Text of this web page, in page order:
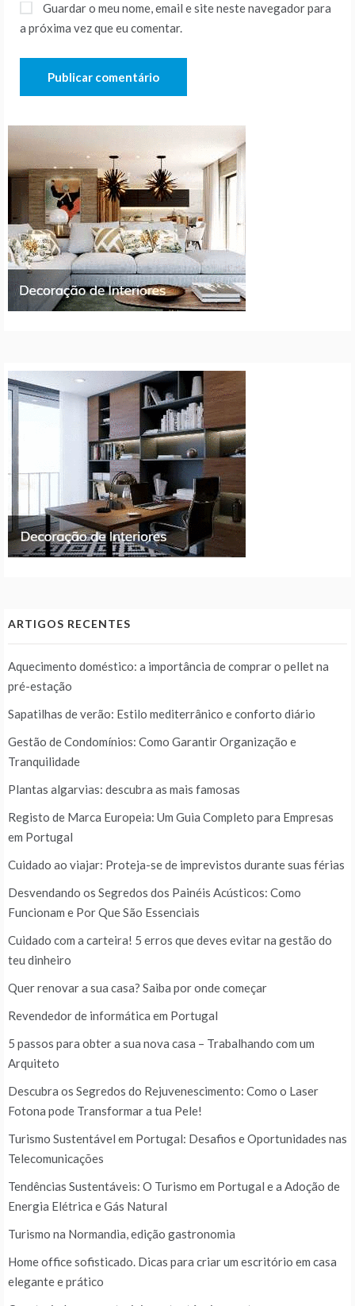
Guardar o meu nome, email e site neste navegador para
a próxima vez que eu comentar.
ARTIGOS RECENTES
Aquecimento doméstico: a importância de comprar o pellet na
pré-estação
Sapatilhas de verão: Estilo mediterrânico e conforto diário
Gestão de Condomínios: Como Garantir Organização e
Tranquilidade
Plantas algarvias: descubra as mais famosas
Registo de Marca Europeia: Um Guia Completo para Empresas
em Portugal
Cuidado ao viajar: Proteja-se de imprevistos durante suas férias
Desvendando os Segredos dos Painéis Acústicos: Como
Funcionam e Por Que São Essenciais
Cuidado com a carteira! 5 erros que deves evitar na gestão do
teu dinheiro
Quer renovar a sua casa? Saiba por onde começar
Revendedor de informática em Portugal
5 passos para obter a sua nova casa – Trabalhando com um
Arquiteto
Descubra os Segredos do Rejuvenescimento: Como o Laser
Fotona pode Transformar a tua Pele!
Turismo Sustentável em Portugal: Desafios e Oportunidades nas
Telecomunicações
Tendências Sustentáveis: O Turismo em Portugal e a Adoção de
Energia Elétrica e Gás Natural
Turismo na Normandia, edição gastronomia
Home office sofisticado. Dicas para criar um escritório em casa
elegante e prático